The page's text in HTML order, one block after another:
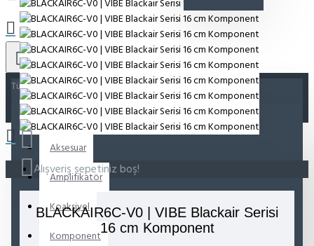
Tümü
Tümü
Aksesuar
Amplifikatör
Koaksiyel
Komponent
Alışveriş sepetiniz boş!
BLACKAIR6C-V0 | VIBE Blackair Serisi
16 cm Komponent